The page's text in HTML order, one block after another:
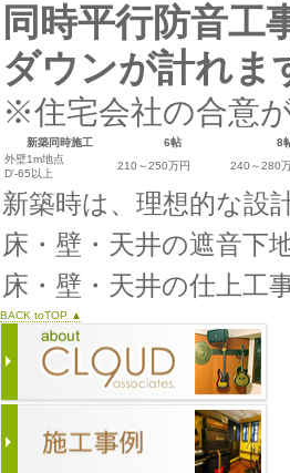
同時平行防音工
ダウンが計れま
※住宅会社の合意が
新築同時施工 6帖 8
外壁1m地点
D'-65以上
210～250万円 240～280
新築時は、理想的な設
床・壁・天井の遮音下
床・壁・天井の仕上工
BACK toTOP ▲